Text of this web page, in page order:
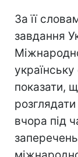
За її
завдання
українську
показати,
вчора під